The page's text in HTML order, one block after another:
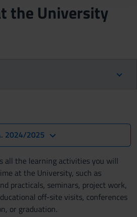
the University
2024/2025
all the learning activities you will
at the University, such as
practicals, seminars, project work,
off-site visits, conferences
or graduation.